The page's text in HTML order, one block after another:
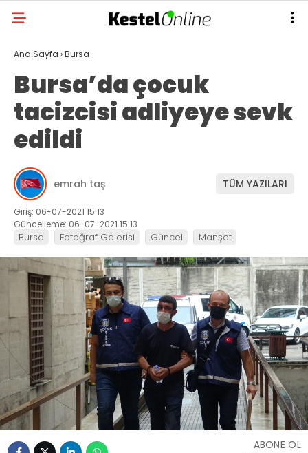
Ana Sayfa ›Bursa
Bursa’da çocuk
tacizcisi adliyeye sevk
edildi
emrah taş TÜM YAZILARI
Giriş: 06-07-2021 15:13
Güncelleme: 06-07-2021 15:13
Bursa Fotoğraf Galerisi Güncel Manşet
ABONE OL